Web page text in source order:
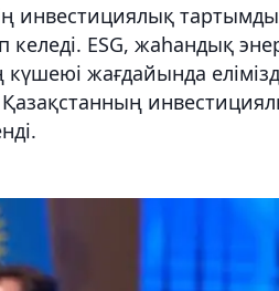
инвестициялық
келеді. ESG, жаһандық
жағдайында
Қазақстанның